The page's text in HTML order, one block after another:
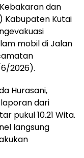
dan
Kabupaten Kutai
mobil di Jalan
2026).
Hurasani,
dari
pukul 10.21 Wita.
langsung